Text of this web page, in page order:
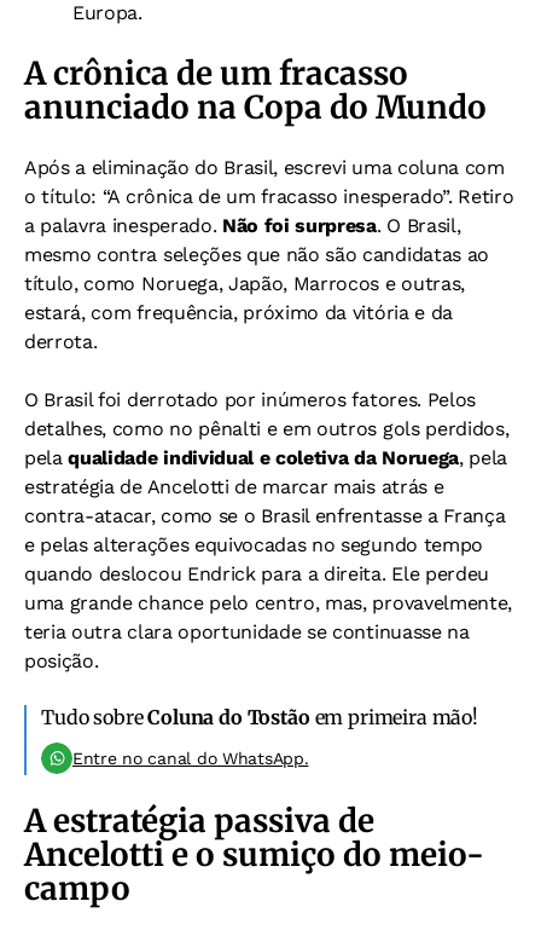
Europa.
A crônica de um fracasso
anunciado na Copa do Mundo
Após a eliminação do Brasil, escrevi uma coluna com
o título: “A crônica de um fracasso inesperado”. Retiro
a palavra inesperado. Não foi surpresa. O Brasil,
mesmo contra seleções que não são candidatas ao
título, como Noruega, Japão, Marrocos e outras,
estará, com frequência, próximo da vitória e da
derrota.
O Brasil foi derrotado por inúmeros fatores. Pelos
detalhes, como no pênalti e em outros gols perdidos,
pelaqualidade individual e coletiva da Noruega, pela
estratégia de Ancelotti de marcar mais atrás e
contra-atacar, como se o Brasil enfrentasse a França
e pelas alterações equivocadas no segundo tempo
quando deslocou Endrick para a direita. Ele perdeu
uma grande chance pelo centro, mas, provavelmente,
teria outra clara oportunidade se continuasse na
posição.
Tudo sobreColuna do Tostão em primeira mão!
Entre no canal do WhatsApp.
A estratégia passiva de
Ancelotti e o sumiço do meio-
campo